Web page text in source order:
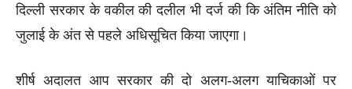
दिल्ली सरकार के वकील की दलील भी दर्ज की कि अंतिम नीति को
जुलाई के अंत से पहले अधिसूचित किया जाएगा।
शीर्ष अदालत आप सरकार की दो अलग-अलग याचिकाओं पर